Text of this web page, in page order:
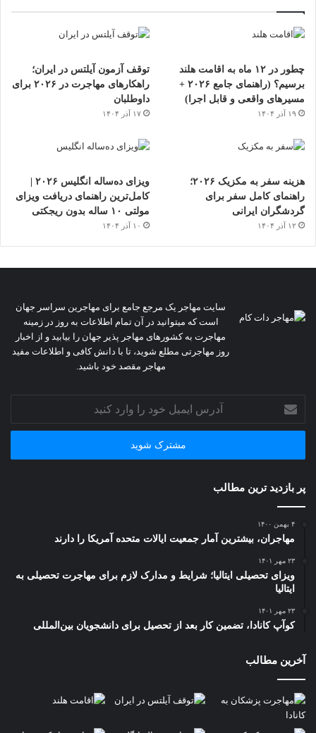
چطور در ۱۲ ماه به اقامت هلند
برسیم؟ (راهنمای جامع ۲۰۲۶ +
مسیرهای واقعی و قابل اجرا)
۱۹ آذر ۱۴۰۴
توقف آزمون آیلتس در ایران؛
راهکارهای مهاجرت در ۲۰۲۶ برای
داوطلبان
۱۷ آذر ۱۴۰۴
هزینه سفر به مکزیک ۲۰۲۶؛
راهنمای کامل سفر برای
گردشگران ایرانی
۱۲ آذر ۱۴۰۴
کامل‌ترین راهنمای دریافت ویزای
مولتی ۱۰ ساله بدون ریجکتی
۱۰ آذر ۱۴۰۴
سایت مهاجر یک مرجع جامع برای مهاجرین سراسر جهان
است که میتوانید در آن تمام اطلاعات به روز در زمینه
مهاجرت به کشورهای مهاجر پذیر جهان را بیابید و از اخبار
روز مهاجرتی مطلع شوید، تا با دانش کافی و اطلاعات مفید
مهاجر مقصد خود باشید.
آدرس
ایمیل
خود
وارد
پر بازدید ترین مطالب
۴ بهمن ۱۴۰۰
مهاجران، بیشترین آمار جمعیت ایالات متحده آمریکا را دارند
۲۳ مهر ۱۴۰۱
ویزای تحصیلی ایتالیا؛ شرایط و مدارک لازم برای مهاجرت تحصیلی به
ایتالیا
۲۳ مهر ۱۴۰۱
کوآپ کانادا، تضمین کار بعد از تحصیل برای دانشجویان بین‌المللی
آخرین مطالب